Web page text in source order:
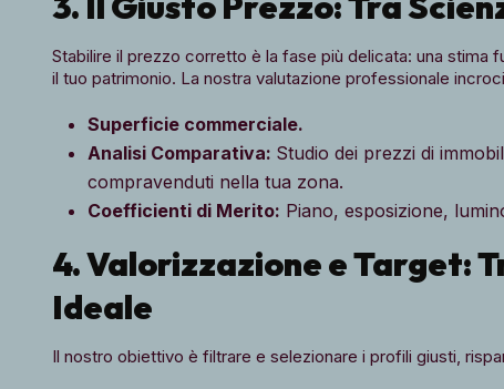
Stabilire il prezzo corretto è la fase più delicata: una stima
il tuo patrimonio. La nostra valutazione professionale
Superficie commerciale.
Analisi Comparativa: Studio dei prezzi di
compravenduti nella tua zona.
Coefficienti di Merito: Piano, esposizione,
4. Valorizzazione e Target:
Ideale
Il nostro obiettivo è filtrare e selezionare i profili giusti,